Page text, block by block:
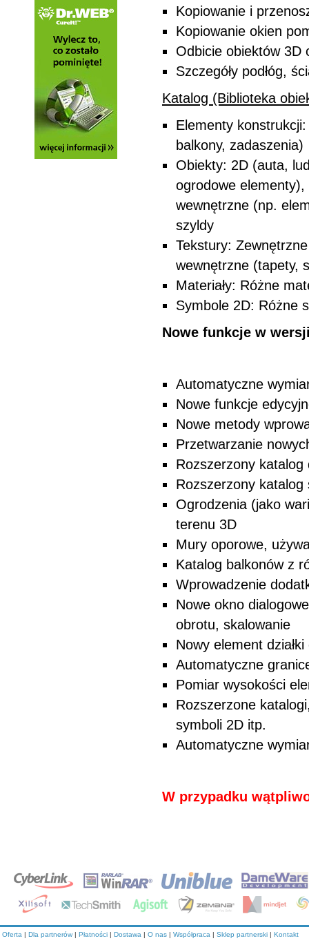
Kopiowanie i
Kopiowanie okien
Odbicie obiektów 3D
Szczegóły podłóg,
Katalog (Biblioteka
Elementy
balkony, zadaszenia)
Obiekty: 2D (auta,
ogrodowe
wewnętrzne (np.
szyldy
Tekstury:
wewnętrzne (tapety,
Materiały: Różne
Symbole 2D: Różne
Nowe funkcje w
Automatyczne
Nowe funkcje
Nowe metody
Przetwarzanie
Rozszerzony
Rozszerzony
Ogrodzenia (jako
terenu 3D
Mury oporowe,
Katalog balkonów z
Wprowadzenie
Nowe okno
obrotu, skalowanie
Nowy element
Automatyczne
Pomiar wysokości
Rozszerzone
symboli 2D itp.
Automatyczne
W przypadku
Oferta | Dla partnerów | Płatności | Dostawa | O nas | Współpraca | Sklep partnerski | Kontakt